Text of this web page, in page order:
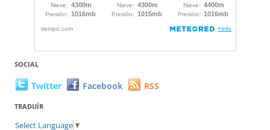
SOCIAL
Twitter Facebook RSS
TRADUÏR
Select Language ▼